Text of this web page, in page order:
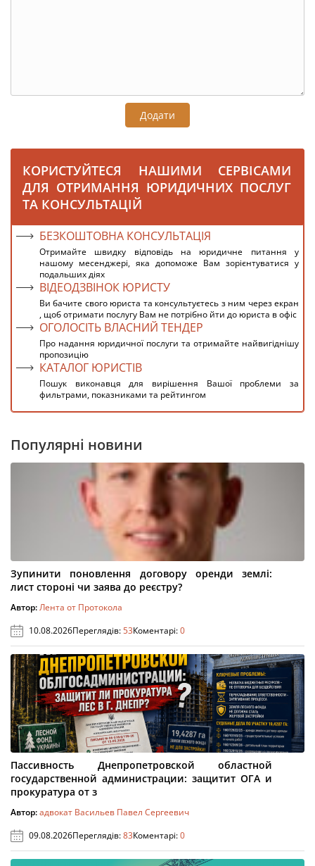
Додати
КОРИСТУЙТЕСЯ НАШИМИ СЕРВІСАМИ
ДЛЯ ОТРИМАННЯ ЮРИДИЧНИХ ПОСЛУГ
ТА КОНСУЛЬТАЦІЙ
БЕЗКОШТОВНА КОНСУЛЬТАЦІЯ
Отримайте швидку відповідь на юридичне питання у
нашому месенджері, яка допоможе Вам зорієнтуватися у
подальших діях
ВІДЕОДЗВІНОК ЮРИСТУ
Ви бачите свого юриста та консультуєтесь з ним через екран
, щоб отримати послугу Вам не потрібно йти до юриста в офіс
ОГОЛОСІТЬ ВЛАСНИЙ ТЕНДЕР
Про надання юридичної послуги та отримайте найвигіднішу
пропозицію
КАТАЛОГ ЮРИСТІВ
Пошук виконавця для вирішення Вашої проблеми за
фильтрами, показниками та рейтингом
Популярні новини
Зупинити поновлення договору оренди землі:
лист стороні чи заява до реєстру?
Автор:Лента от Протокола
10.08.2026Переглядів:53Коментарі:0
Пассивность Днепропетровской областной
государственной администрации: защитит ОГА и
прокуратура от з
Автор:адвокат Васильев Павел Сергеевич
09.08.2026Переглядів:83Коментарі:0